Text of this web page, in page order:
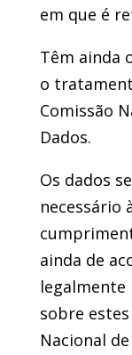
em que é
Têm ainda
o
Comissão
Dados.
Os dados
necessário
ainda de
legalmente
sobre
Nacional